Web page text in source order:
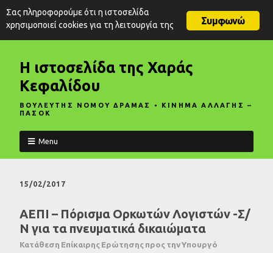
Η ιστοσελίδα της Χαράς
Κεφαλίδου
ΒΟΥΛΕΥΤΗΣ ΝΟΜΟΥ ΔΡΑΜΑΣ • ΚΙΝΗΜΑ ΑΛΛΑΓΗΣ –
ΠΑΣΟΚ
Menu
15/02/2017
ΑΕΠΙ – Πόρισμα Ορκωτών Λογιστών -Σ/
Ν για τα πνευματικά δικαιώματα
Κατάθεση Επίκαιρης Ερώτησης προς την Υπουργό
Συμφωνώ
Σας πληροφορούμε ότι η ιστοσελίδα
χρησιμοποιεί cookies για τη λειτουργία της